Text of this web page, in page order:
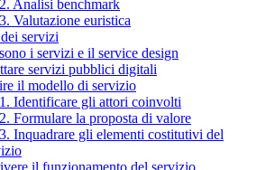
Analisi benchmark
Valutazione euristica
servizi
i servizi e il service design
servizi pubblici digitali
il modello di servizio
Identificare gli attori coinvolti
Formulare la proposta di valore
Inquadrare gli elementi costitutivi del
il funzionamento del servizio